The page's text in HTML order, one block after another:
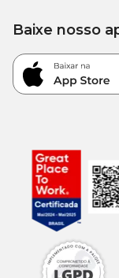
Baixe nosso